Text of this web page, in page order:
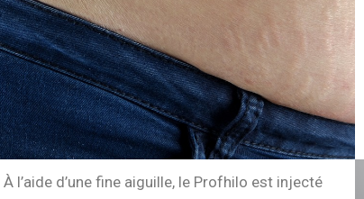
À l’aide d’une fine aiguille, le Profhilo est injecté